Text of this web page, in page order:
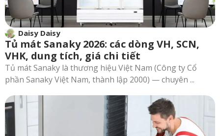
Daisy Daisy
Tủ mát Sanaky 2026: các dòng VH, SCN,
VHK, dung tích, giá chi tiết
Tủ mát Sanaky là thương hiệu Việt Nam (Công ty Cổ
phần Sanaky Việt Nam, thành lập 2000) — chuyên ...